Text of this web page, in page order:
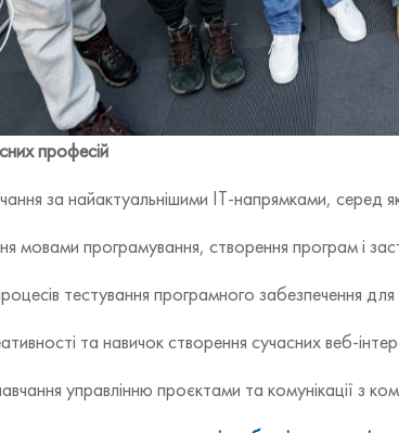
професій
за найактуальнішими ІТ-напрямками, серед
мовами програмування, створення програм і
тестування програмного забезпечення для
та навичок створення сучасних веб-
управлінню проєктами та комунікації з